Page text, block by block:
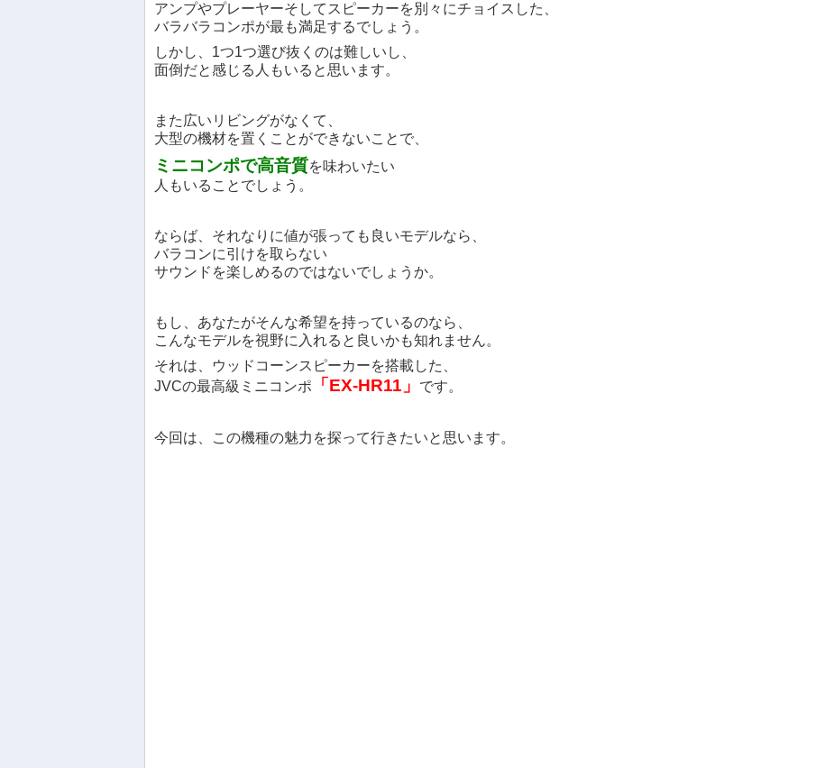
アンプやプレーヤーそしてスピーカーを別々にチョイスした、
バラバラコンポが最も満足するでしょう。
しかし、1つ1つ選び抜くのは難しいし、
面倒だと感じる人もいると思います。
また広いリビングがなくて、
大型の機材を置くことができないことで、
ミニコンポで高音質を味わいたい
人もいることでしょう。
ならば、それなりに値が張っても良いモデルなら、
バラコンに引けを取らない
サウンドを楽しめるのではないでしょうか。
もし、あなたがそんな希望を持っているのなら、
こんなモデルを視野に入れると良いかも知れません。
それは、ウッドコーンスピーカーを搭載した、
JVCの最高級ミニコンポ
「EX-HR11」 です。
今回は、この機種の魅力を探って行きたいと思います。